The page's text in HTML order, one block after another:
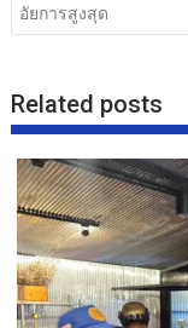
อัยการสูงสุด
Related posts